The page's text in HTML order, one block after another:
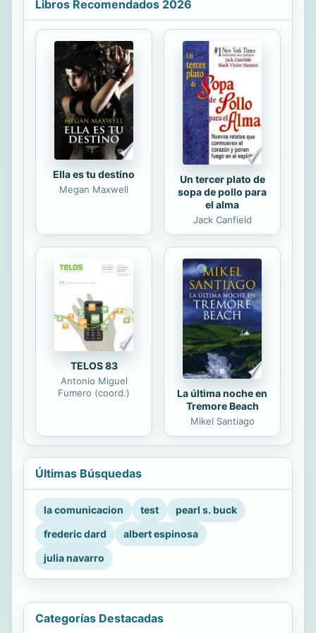
Libros Recomendados 2026
Ella es tu destino
Megan Maxwell
Un tercer plato de
sopa de pollo para
el alma
Jack Canfield
TELOS 83
Antonio Miguel
Fumero (coord.)
La última noche en
Tremore Beach
Mikel Santiago
Últimas Búsquedas
la comunicacion test
pearl s. buck
frederic dard
albert espinosa
julia navarro
Categorías Destacadas